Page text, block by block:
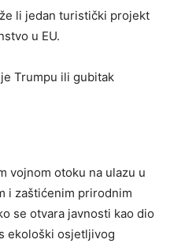
li jedan turistički projekt
u EU.
Trumpu ili gubitak
vojnom otoku na ulazu u
i zaštićenim prirodnim
se otvara javnosti kao dio
ekološki osjetljivog